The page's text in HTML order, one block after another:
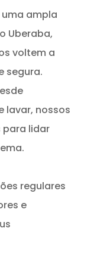
ampla
Uberaba,
voltem a
segura.
lavar, nossos
lidar
regulares
e